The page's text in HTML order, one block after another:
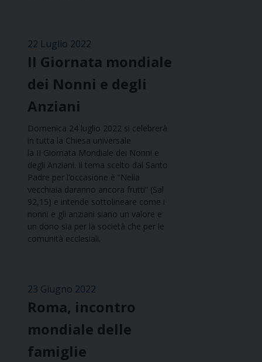
22 Luglio 2022
II Giornata mondiale
dei Nonni e degli
Anziani
Domenica 24 luglio 2022 si celebrerà
in tutta la Chiesa universale
la II Giornata Mondiale dei Nonni e
degli Anziani. Il tema scelto dal Santo
Padre per l’occasione è “Nella
vecchiaia daranno ancora frutti” (Sal
92,15) e intende sottolineare come i
nonni e gli anziani siano un valore e
un dono sia per la società che per le
comunità ecclesiali.
23 Giugno 2022
Roma, incontro
mondiale delle
famiglie